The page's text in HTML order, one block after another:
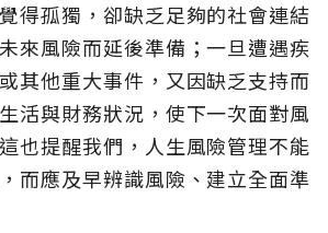
得孤獨，卻缺乏足夠的社會連結
來風險而延後準備；一旦遭遇疾
其他重大事件，又因缺乏支持而
活與財務狀況，使下一次面對風
也提醒我們，人生風險管理不能
而應及早辨識風險、建立全面準